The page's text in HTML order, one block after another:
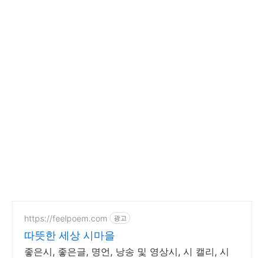
https://feelpoem.com 광고
따뜻한 세상 시마을
좋은시, 좋은글, 명언, 낭송 및 영상시, 시 캘리, 시